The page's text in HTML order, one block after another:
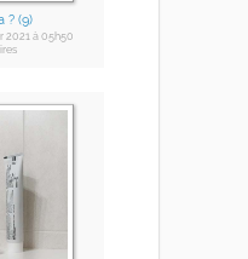
? (9)
2021à 05h50